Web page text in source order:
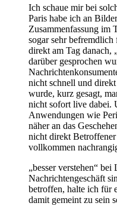
Ich schaue mir bei
Paris habe ich an
Zusammenfassung im
sogar sehr
direkt am Tag danach,
darüber gesprochen
nicht schnell und
wurde, kurz gesagt,
nicht sofort live dabei.
Anwendungen wie
näher an das
nicht direkt
vollkommen
„besser verstehen“
Nachrichtengeschäft
betroffen, halte ich für
damit gemeint zu sein